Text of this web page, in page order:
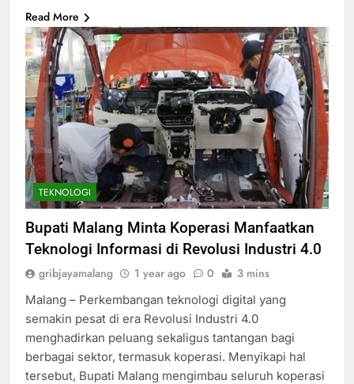
Read More
TEKNOLOGI
Bupati Malang Minta Koperasi Manfaatkan
Teknologi Informasi di Revolusi Industri 4.0
gribjayamalang 1 year ago 0 3 mins
Malang – Perkembangan teknologi digital yang
semakin pesat di era Revolusi Industri 4.0
menghadirkan peluang sekaligus tantangan bagi
berbagai sektor, termasuk koperasi. Menyikapi hal
tersebut, Bupati Malang mengimbau seluruh koperasi